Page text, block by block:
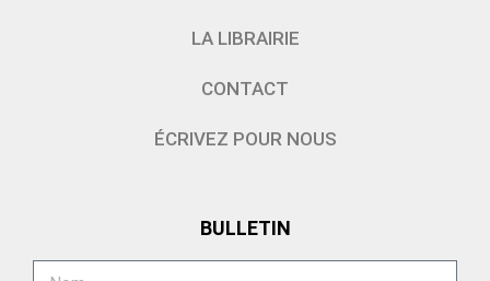
LA LIBRAIRIE
CONTACT
ÉCRIVEZ POUR NOUS
BULLETIN